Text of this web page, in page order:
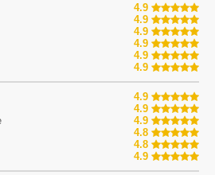
4.9
4.9
4.9
4.9
4.9
4.9
4.9
4.9
4.9
4.8
4.8
4.9